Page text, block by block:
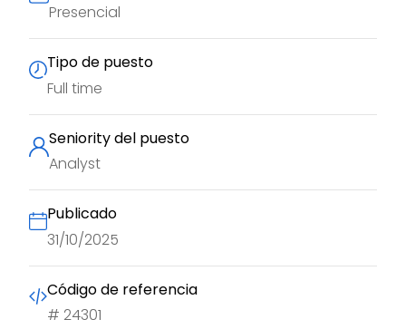
Presencial
Tipo de puesto
Full time
Seniority del puesto
Analyst
Publicado
31/10/2025
Código de referencia
# 24301